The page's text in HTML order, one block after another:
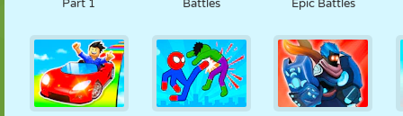
Part 1
Battles
Epic Battles